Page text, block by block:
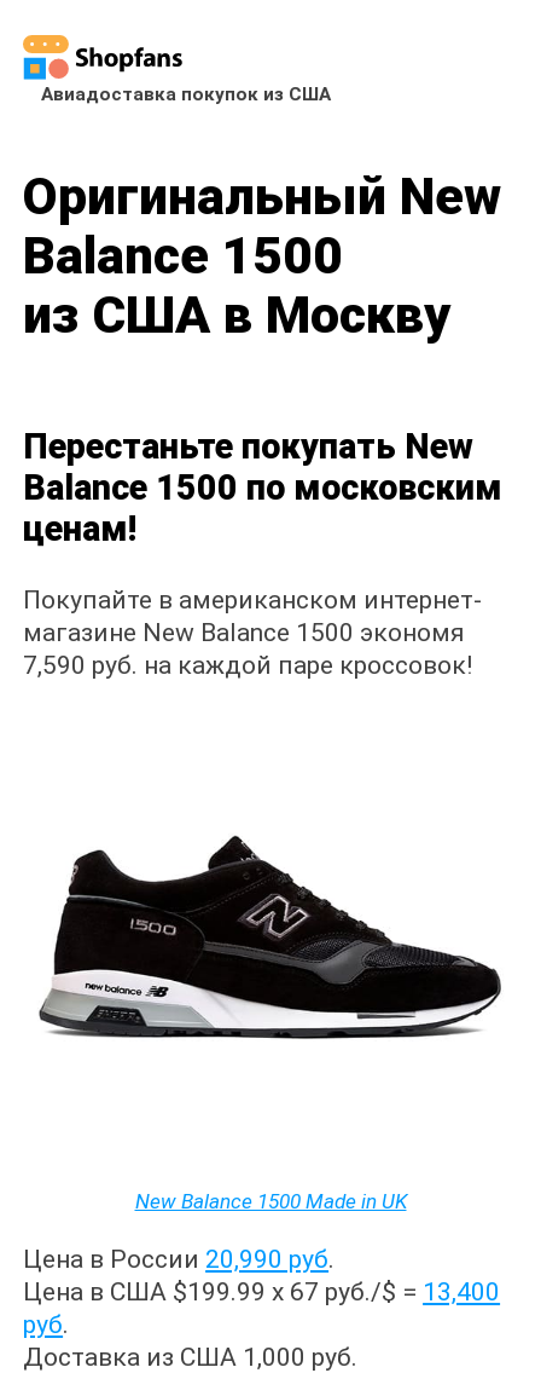
Авиадоставка покупок из США
Оригинальный New
Balance 1500
из США в Москву
Перестаньте покупать New
Balance 1500 по московским
ценам!
Покупайте в американском интернет-
магазине New Balance 1500 экономя
7,590 руб. на каждой паре кроссовок!
New Balance 1500 Made in UK
Цена в России 20,990 руб.
Цена в США $199.99 x 67 руб./$ = 13,400
руб.
Доставка из США 1,000 руб.